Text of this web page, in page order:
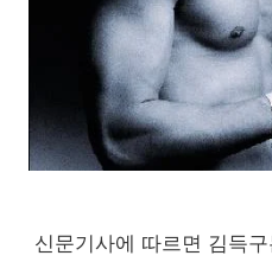
신문기사에 따르면 김득